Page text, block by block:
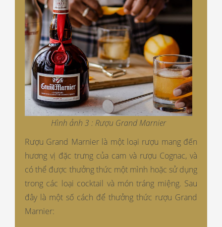
Hình ảnh 3 : Rượu Grand Marnier
Rượu Grand Marnier là một loại rượu mang đến
hương vị đặc trưng của cam và rượu Cognac, và
có thể được thưởng thức một mình hoặc sử dụng
trong các loại cocktail và món tráng miệng. Sau
đây là một số cách để thưởng thức rượu Grand
Marnier: